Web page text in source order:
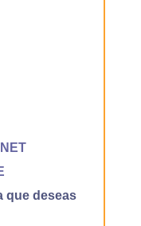
que deseas